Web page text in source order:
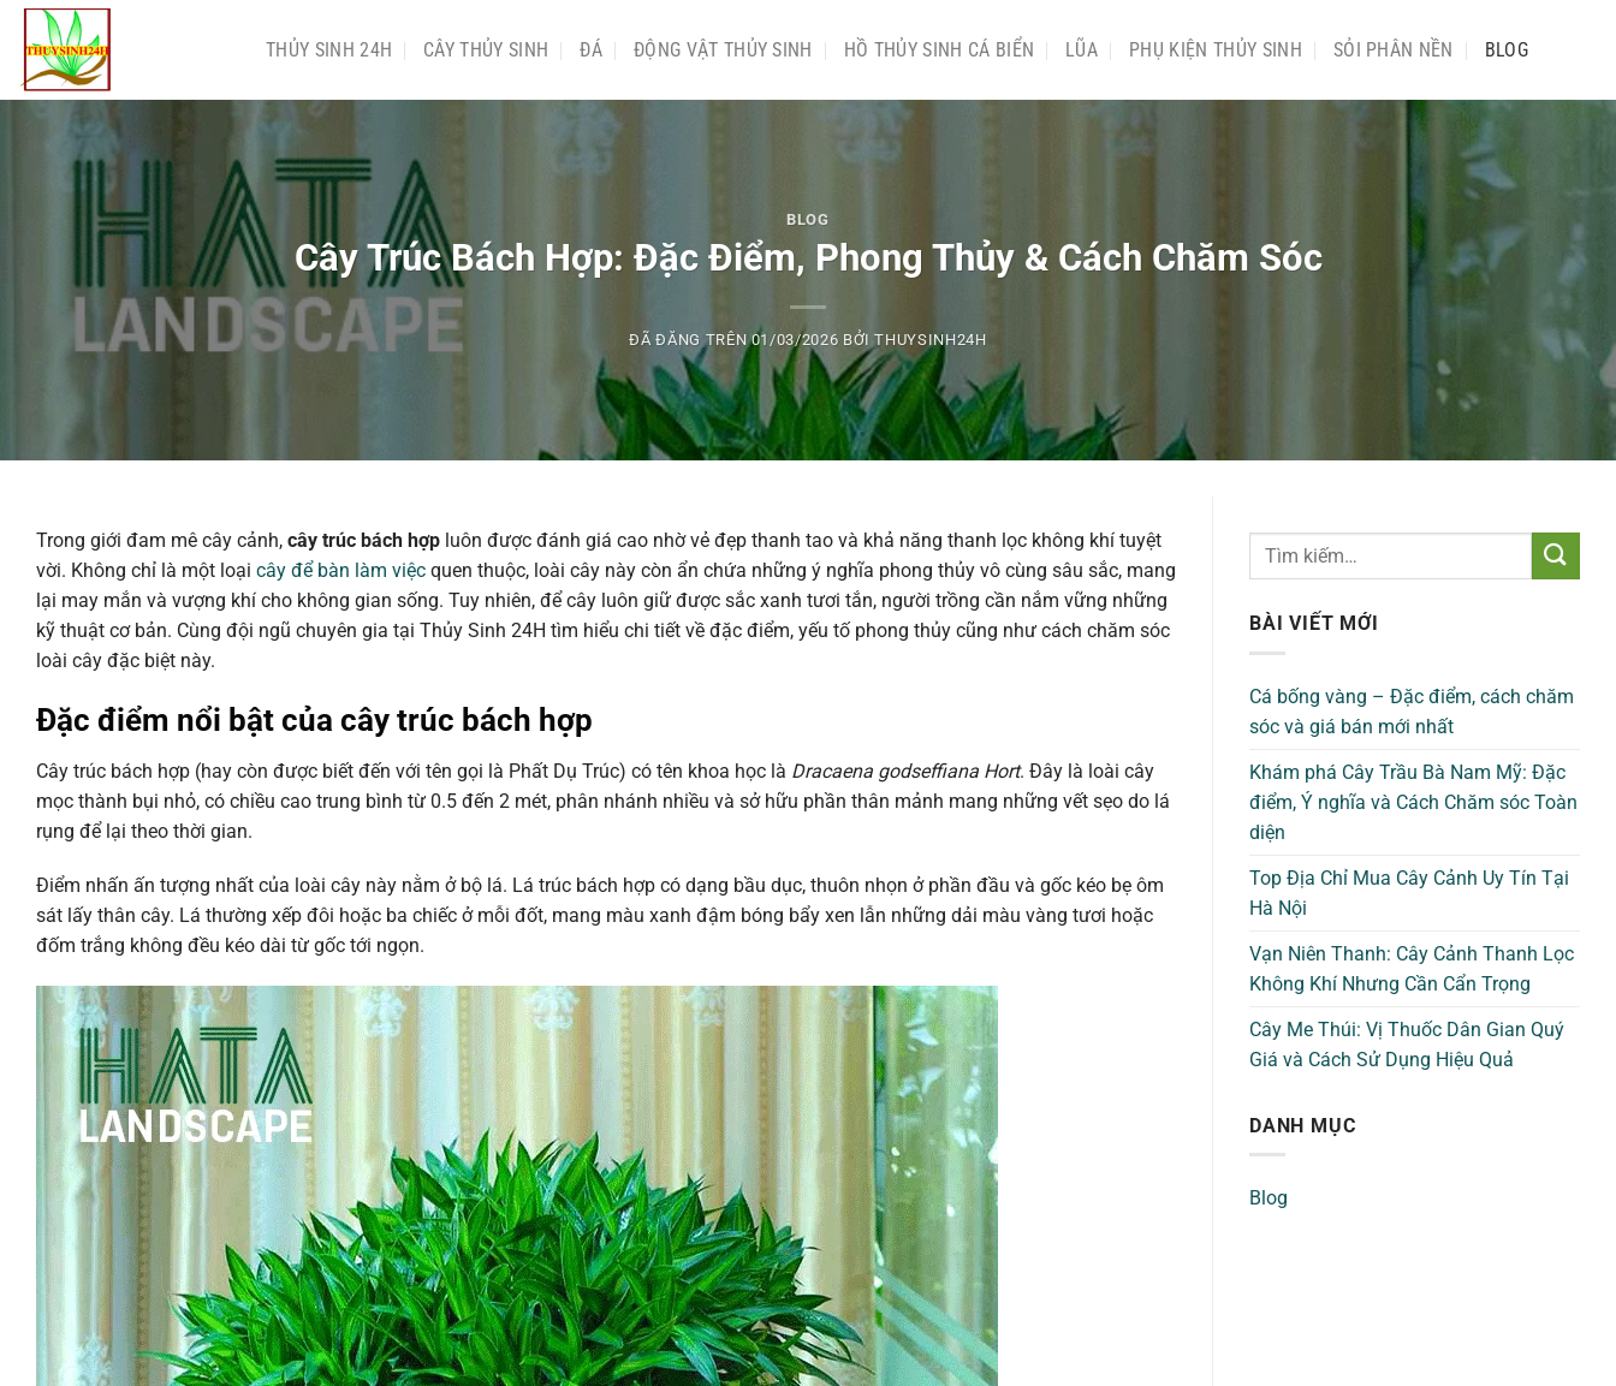
Chuyển
đến
dung
THỦY SINH 24H CÂY THỦY SINH ĐÁ ĐỘNG VẬT THỦY SINH HỒ THỦY SINH CÁ BIỂN LŨA PHỤ KIỆN THỦY SINH SỎI PHÂN NỀN BLOG
BLOG
Cây Trúc Bách Hợp: Đặc Điểm, Phong Thủy & Cách Chăm Sóc
ĐÃ ĐĂNG TRÊN01/03/2026 BỞITHUYSINH24H
Trong giới đam mê cây cảnh, cây trúc bách hợp luôn được đánh giá cao nhờ vẻ đẹp thanh tao và khả năng thanh lọc không khí tuyệt
vời. Không chỉ là một loại cây để bàn làm việc quen thuộc, loài cây này còn ẩn chứa những ý nghĩa phong thủy vô cùng sâu sắc, mang
lại may mắn và vượng khí cho không gian sống. Tuy nhiên, để cây luôn giữ được sắc xanh tươi tắn, người trồng cần nắm vững những
kỹ thuật cơ bản. Cùng đội ngũ chuyên gia tại Thủy Sinh 24H tìm hiểu chi tiết về đặc điểm, yếu tố phong thủy cũng như cách chăm sóc
loài cây đặc biệt này.
Đặc điểm nổi bật của cây trúc bách hợp
Cây trúc bách hợp (hay còn được biết đến với tên gọi là Phất Dụ Trúc) có tên khoa học là Dracaena godseffiana Hort. Đây là loài cây
mọc thành bụi nhỏ, có chiều cao trung bình từ 0.5 đến 2 mét, phân nhánh nhiều và sở hữu phần thân mảnh mang những vết sẹo do lá
rụng để lại theo thời gian.
Điểm nhấn ấn tượng nhất của loài cây này nằm ở bộ lá. Lá trúc bách hợp có dạng bầu dục, thuôn nhọn ở phần đầu và gốc kéo bẹ ôm
sát lấy thân cây. Lá thường xếp đôi hoặc ba chiếc ở mỗi đốt, mang màu xanh đậm bóng bẩy xen lẫn những dải màu vàng tươi hoặc
đốm trắng không đều kéo dài từ gốc tới ngọn.
BÀI VIẾT MỚI
Cá bống vàng – Đặc điểm, cách chăm
sóc và giá bán mới nhất
Khám phá Cây Trầu Bà Nam Mỹ: Đặc
điểm, Ý nghĩa và Cách Chăm sóc Toàn
diện
Top Địa Chỉ Mua Cây Cảnh Uy Tín Tại
Hà Nội
Vạn Niên Thanh: Cây Cảnh Thanh Lọc
Không Khí Nhưng Cần Cẩn Trọng
Cây Me Thúi: Vị Thuốc Dân Gian Quý
Giá và Cách Sử Dụng Hiệu Quả
DANH MỤC
Blog